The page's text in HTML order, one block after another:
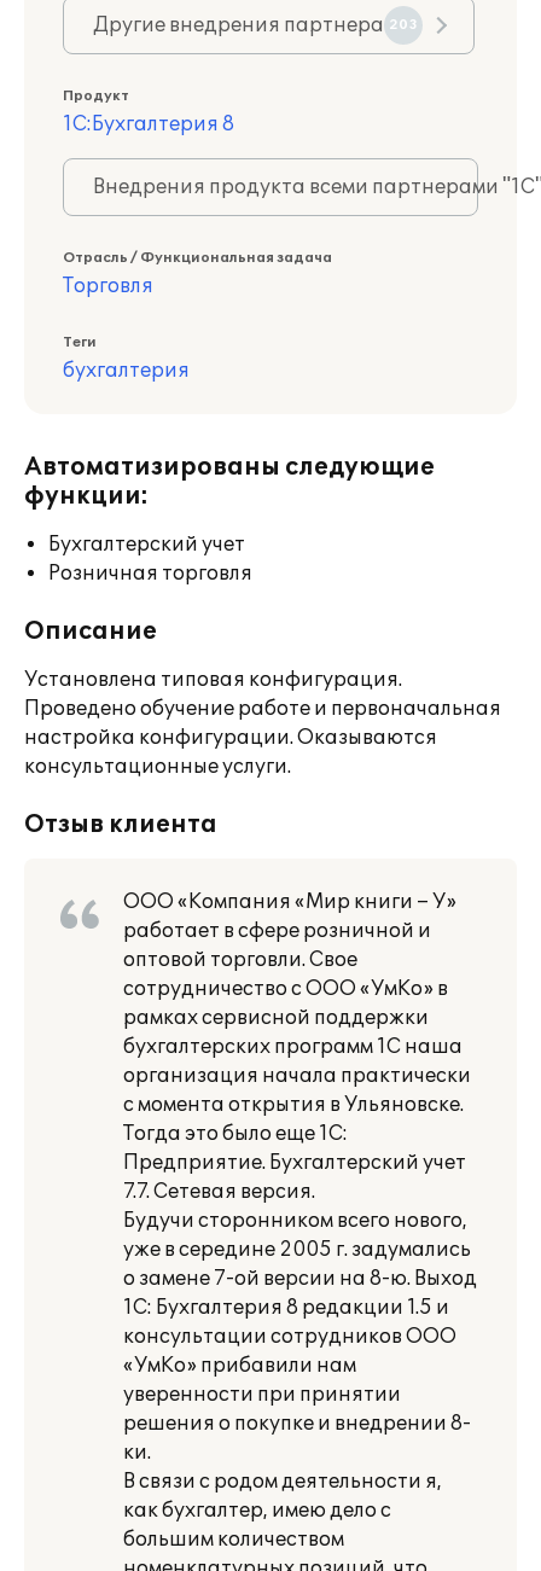
Другие внедрения партнера 203
Продукт
1С:Бухгалтерия 8
Внедрения продукта всеми партнерами
Отрасль / Функциональная задача
Торговля
Теги
бухгалтерия
Автоматизированы следующие
функции:
Бухгалтерский учет
Розничная торговля
Описание
Установлена типовая конфигурация.
Проведено обучение работе и первоначальная
настройка конфигурации. Оказываются
консультационные услуги.
Отзыв клиента
ООО «Компания «Мир книги – У»
работает в сфере розничной и
оптовой торговли. Свое
сотрудничество с ООО «УмКо» в
рамках сервисной поддержки
бухгалтерских программ 1С наша
организация начала практически
с момента открытия в Ульяновске.
Тогда это было еще 1С:
Предприятие. Бухгалтерский учет
7.7. Сетевая версия.
Будучи сторонником всего нового,
уже в середине 2005 г. задумались
о замене 7-ой версии на 8-ю. Выход
1С: Бухгалтерия 8 редакции 1.5 и
консультации сотрудников ООО
«УмКо» прибавили нам
уверенности при принятии
решения о покупке и внедрении 8-
ки.
В связи с родом деятельности я,
как бухгалтер, имею дело с
большим количеством